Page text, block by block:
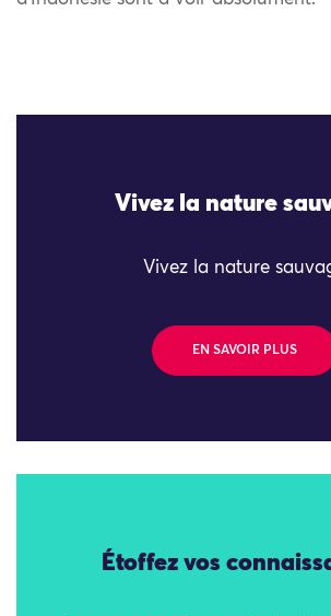
Vivez la nature
Vivez la nature
EN SAVOIR PLUS
Étoffez vos